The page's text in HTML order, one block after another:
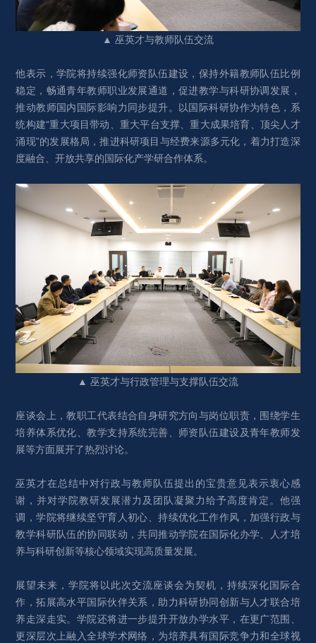
▲ 巫英才与教师队伍交流
他表示，学院将持续强化师资队伍建设，保持外籍教师队伍比例
稳定，畅通青年教师职业发展通道，促进教学与科研协调发展，
推动教师国内国际影响力同步提升。以国际科研协作为特色，系
统构建“重大项目带动、重大平台支撑、重大成果培育、顶尖人才
涌现”的发展格局，推进科研项目与经费来源多元化，着力打造深
度融合、开放共享的国际化产学研合作体系。
▲ 巫英才与行政管理与支撑队伍交流
座谈会上，教职工代表结合自身研究方向与岗位职责，围绕学生
培养体系优化、教学支持系统完善、师资队伍建设及青年教师发
展等方面展开了热烈讨论。
巫英才在总结中对行政与教师队伍提出的宝贵意见表示衷心感
谢，并对学院教研发展潜力及团队凝聚力给予高度肯定。他强
调，学院将继续坚守育人初心、持续优化工作作风，加强行政与
教学科研队伍的协同联动，共同推动学院在国际化办学、人才培
养与科研创新等核心领域实现高质量发展。
展望未来，学院将以此次交流座谈会为契机，持续深化国际合
作，拓展高水平国际伙伴关系，助力科研协同创新与人才联合培
养走深走实。学院还将进一步提升开放办学水平，在更广范围、
更深层次上融入全球学术网络，为培养具有国际竞争力和全球视